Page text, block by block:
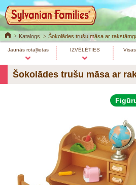
HomeKatalogs Šokolādes trušu māsa ar
Jaunās rotaļlietas IZVĒLĒTIES
Šokolādes trušu māsa ar